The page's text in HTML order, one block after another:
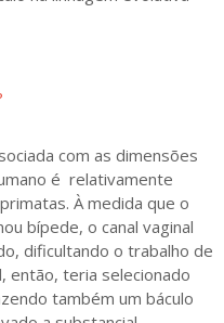
com as dimensões
é relativamente
À medida que o
bípede, o canal vaginal
dificultando o trabalho de
então, teria selecionado
também um báculo